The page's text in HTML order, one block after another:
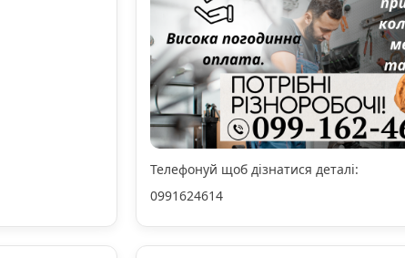
Телефонуй щоб дізнатися деталі:
0991624614